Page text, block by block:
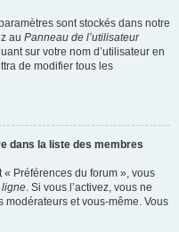
sont stockés dans notre
au Panneau de l’utilisateur
sur votre nom d’utilisateur en
de modifier tous les
dans la liste des membres
« Préférences du forum », vous
ligne. Si vous l’activez, vous ne
et vous-même. Vous